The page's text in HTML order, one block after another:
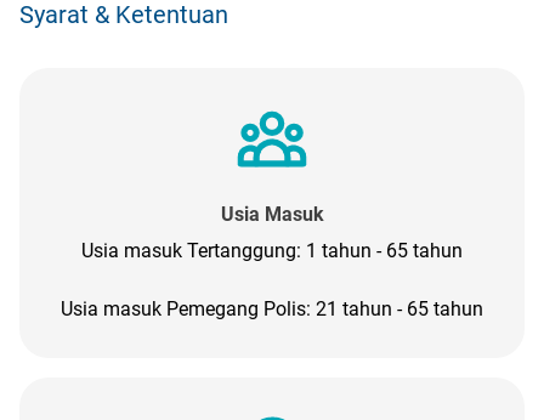
Syarat & Ketentuan
Usia Masuk
Usia masuk Tertanggung: 1 tahun - 65 tahun
Usia masuk Pemegang Polis: 21 tahun - 65 tahun